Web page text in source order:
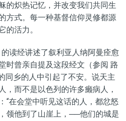
的炽热记忆，并改变我们共同生
方式。每一种基督信仰灵修都源
的活力。
的读经讲述了叙利亚人纳阿曼痊愈
时曾亲自提及这段经文（参阅 路
同乡的人中引起了不安。说天主
人，而不是以色列 的许多癞病人，
“在会堂中听见这话的人，都忿怒
领他到了山崖上，──他们的城是